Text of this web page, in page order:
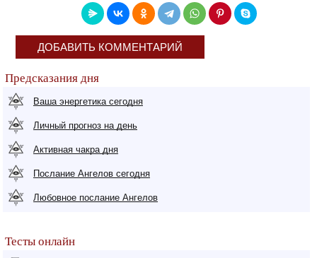
ДОБАВИТЬ КОММЕНТАРИЙ
Предсказания дня
Ваша энергетика сегодня
Личный прогноз на день
Активная чакра дня
Послание Ангелов сегодня
Любовное послание Ангелов
Тесты онлайн